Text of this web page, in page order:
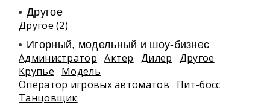
Другое
Другое (2)
Игорный, модельный и шоу-бизнес
Администратор Актер Дилер
Другое
Крупье
Модель
Оператор игровых автоматов
Пит-босс
Танцовщик